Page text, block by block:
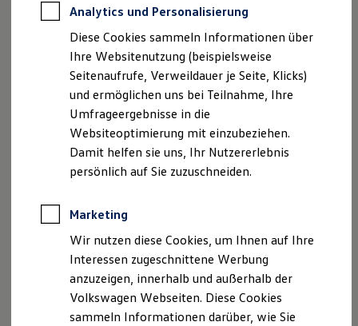
Professional Class bei Volkswagen
Behörden
Direktkunden
Sonderfahrzeuge
Anpfiff zum Gewinn
Elektromobilität
Elektroautos
ID. Tutorials
Elektrofahrzeugkonzepte
ID. EVERY1
Reichweite
Rekuperation
Laden unterwegs
Laden Zuhause
Ladestationen finden
Ladezeitensimulator
Batterie
Sicherheit
Impressum
AH Schlögl GmbH & Co KG
Trostberger Str. 1 + 3
83301 Traunreut
Telefon: 08669 / 5091-0
Fax: 08669 / 5091-80
E-Mail:info@schloegl.de
Geschäftsführer: Willibald Schlögl und Eduard Schlögl
USt.-ID: DE812602240
Handelsregister: Traunstein HRB 11731,
Registergericht HRA A2439
Hinweis gemäß § 36
Verbraucherstreitbeilegungsgesetz (VSBG)
Wir sind zur Teilnahme an einem
Analytics und Personalisierung
Diese Cookies sammeln Informationen über
Ihre Websitenutzung (beispielsweise
Seitenaufrufe, Verweildauer je Seite, Klicks)
und ermöglichen uns bei Teilnahme, Ihre
Umfrageergebnisse in die
Websiteoptimierung mit einzubeziehen.
Damit helfen sie uns, Ihr Nutzererlebnis
persönlich auf Sie zuzuschneiden.
Marketing
Wir nutzen diese Cookies, um Ihnen auf Ihre
Interessen zugeschnittene Werbung
anzuzeigen, innerhalb und außerhalb der
Volkswagen Webseiten. Diese Cookies
sammeln Informationen darüber, wie Sie